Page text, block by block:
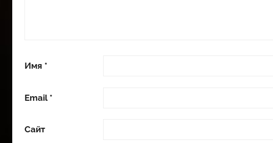
Имя *
Email *
Сайт